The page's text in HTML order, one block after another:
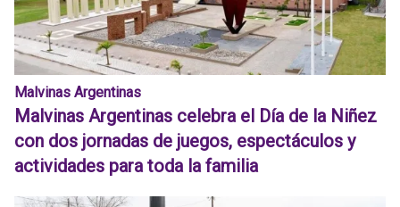
Malvinas Argentinas
Malvinas Argentinas celebra el Día de la Niñez
con dos jornadas de juegos, espectáculos y
actividades para toda la familia